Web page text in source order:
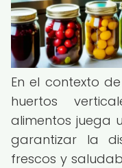
En el contexto
huertos
alimentos juega
garantizar la
frescos y